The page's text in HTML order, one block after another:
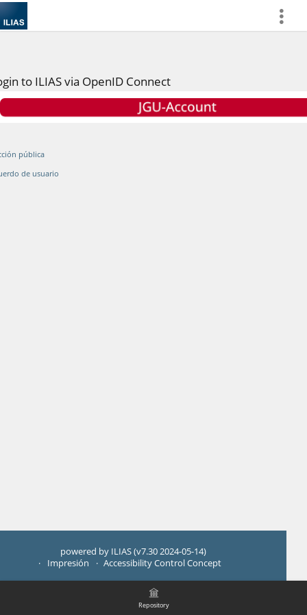
more
Repository
to ILIAS via OpenID Connect
pública
de usuario
powered by ILIAS (v7.30 2024-05-14)
Impresión
Accessibility Control Concept